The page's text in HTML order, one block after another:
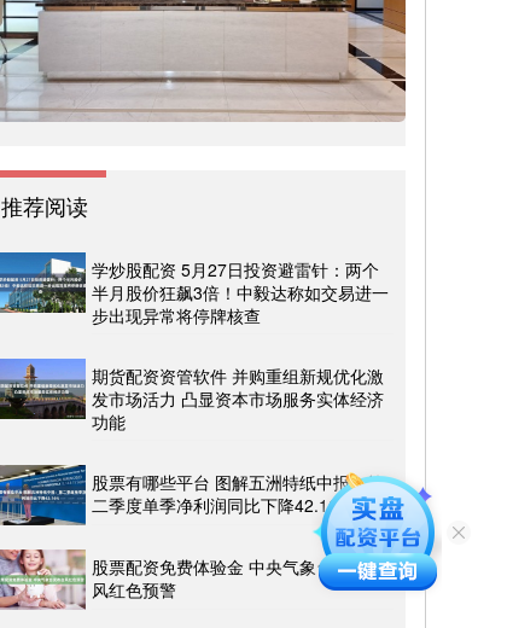
推荐阅读
学炒股配资 5月27日投资避雷针：两个
半月股价狂飙3倍！中毅达称如交易进一
步出现异常将停牌核查
期货配资资管软件 并购重组新规优化激
发市场活力 凸显资本市场服务实体经济
功能
股票有哪些平台 图解五洲特纸中报：第
二季度单季净利润同比下降42.16%
股票配资免费体验金 中央气象台发布台
风红色预警